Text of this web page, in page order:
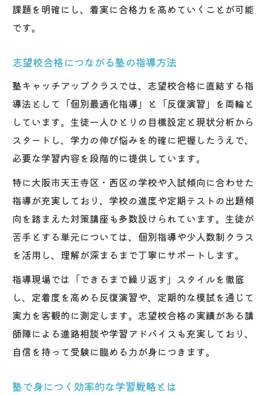
課題を明確にし、着実に合格力を高めていくことが可能
です。
志望校合格につながる塾の指導方法
塾キャッチアップクラスでは、志望校合格に直結する指
導法として「個別最適化指導」と「反復演習」を両輪と
しています。生徒一人ひとりの目標設定と現状分析から
スタートし、学力の伸び悩みを的確に把握したうえで、
必要な学習内容を段階的に提供しています。
特に大阪市天王寺区・西区の学校や入試傾向に合わせた
指導が充実しており、学校の進度や定期テストの出題傾
向を踏まえた対策講座も多数設けられています。生徒が
苦手とする単元については、個別指導や少人数制クラス
を活用し、理解が深まるまで丁寧にサポートします。
指導現場では「できるまで繰り返す」スタイルを徹底
し、定着度を高める反復演習や、定期的な模試を通じて
実力を客観的に測定します。志望校合格の実績がある講
師陣による進路相談や学習アドバイスも充実しており、
自信を持って受験に臨める力が身につきます。
塾で身につく効率的な学習戦略とは